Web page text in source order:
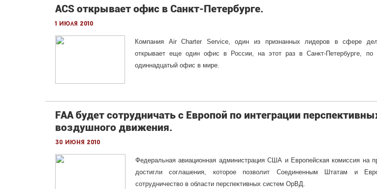
ACS открывает офис в Санкт-Петербурге.
1 июля 2010
Компания Air Charter Service, один из признанных лидеров в сфере
открывает еще один офис в России, на этот раз в Санкт-Петербурге, по
одиннадцатый офис в мире.
FAA будет сотрудничать с Европой по интеграции
воздушного движения.
30 июня 2010
Федеральная авиационная администрация США и Европейская комиссия на
достигли соглашения, которое позволит Соединенным Штатам и
сотрудничество в области перспективных систем ОрВД.